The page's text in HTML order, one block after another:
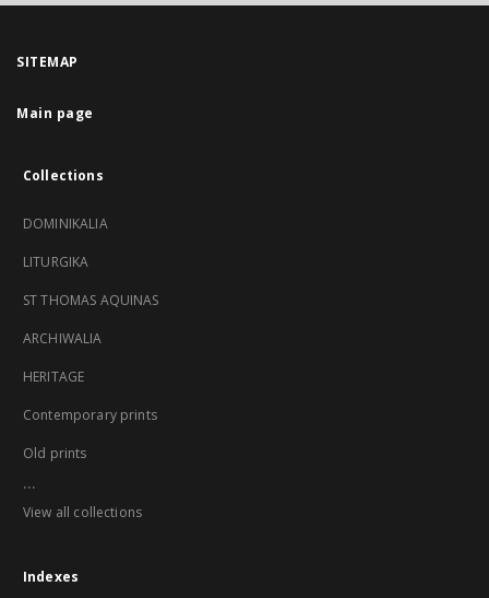
SITEMAP
Main page
Collections
DOMINIKALIA
LITURGIKA
ST THOMAS AQUINAS
ARCHIWALIA
HERITAGE
Contemporary prints
Old prints
...
View all collections
Indexes